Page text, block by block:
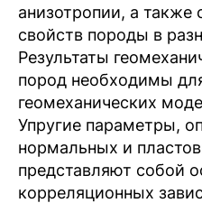
анизотропии, а также
свойств породы в
Результаты
пород необходимы
геомеханических
Упругие параметры,
нормальных и
представляют собой
корреляционных